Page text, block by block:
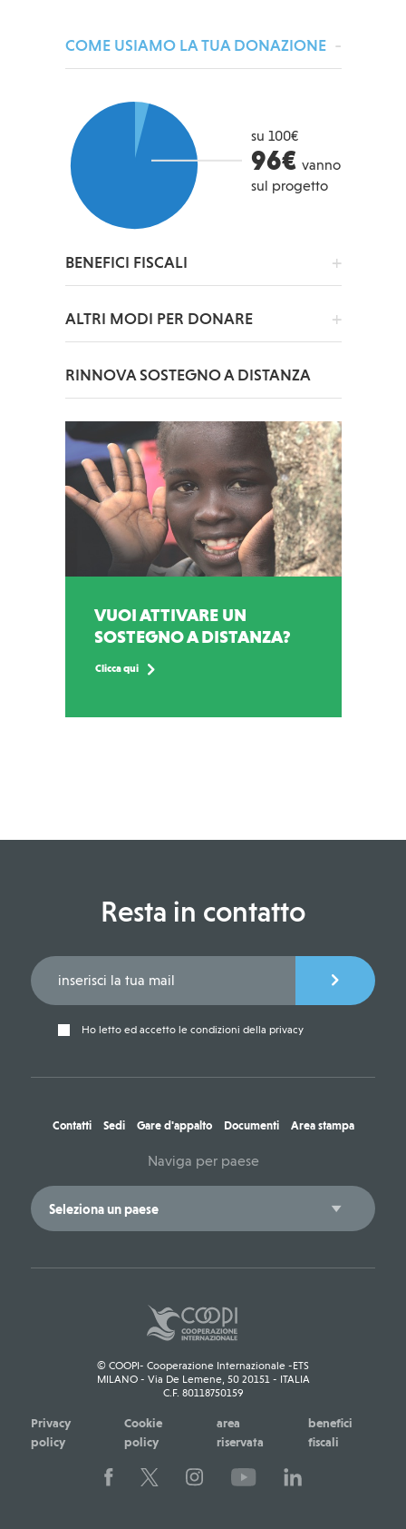
COME USIAMO LA TUA DONAZIONE
su 100€
96€ vanno
sul progetto
BENEFICI FISCALI
ALTRI MODI PER DONARE
RINNOVA SOSTEGNO A DISTANZA
VUOI ATTIVARE UN
SOSTEGNO A DISTANZA?
Clicca qui
Resta in contatto
Ho letto ed accetto le condizioni della privacy
Contatti Sedi Gare d'appalto Documenti Area stampa
Naviga per paese
© COOPI- Cooperazione Internazionale -ETS
MILANO - Via De Lemene, 50 20151 - ITALIA
C.F. 80118750159
Privacy
policy
Cookie
policy
area
riservata
benefici
fiscali